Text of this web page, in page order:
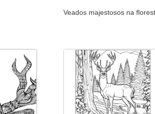
Veados majestosos na